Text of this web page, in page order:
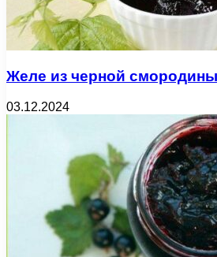
Желе из черной
03.12.2024